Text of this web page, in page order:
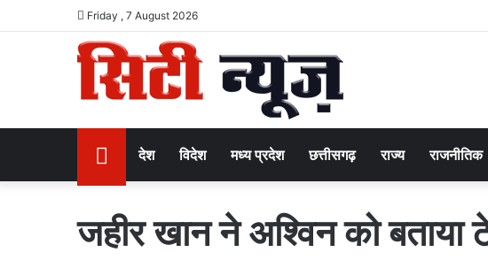
Friday , 7 August 2026
Homeदेश विदेश मध्य प्रदेश छत्तीसगढ़ राज्य राजनीतिक
जहीर खान ने अश्विन को बताया